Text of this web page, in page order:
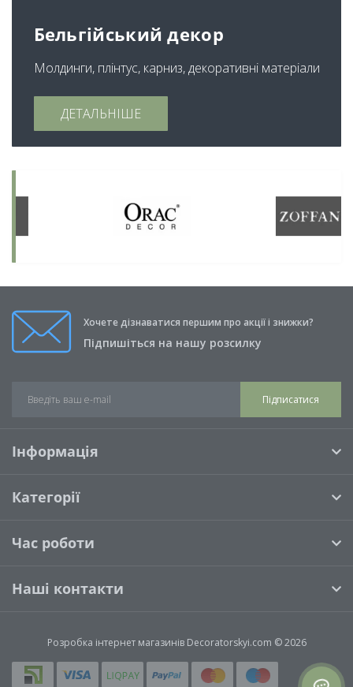
Бельгійський декор
Молдинги, плінтус, карниз, декоративні матеріали
ДЕТАЛЬНІШЕ
Хочете дізнаватися першим про акції і знижки?
Підпишіться на нашу розсилку
Підписатися
Інформація
Категорії
Час роботи
Наші контакти
Розробка інтернет магазинівDecoratorskyi.com © 2026